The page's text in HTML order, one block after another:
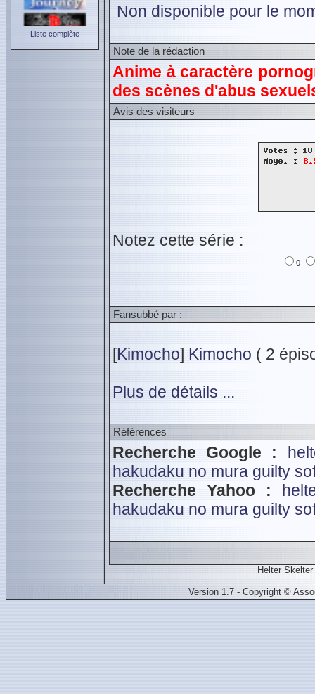
Liste complète
Non disponible pour le
Note de la rédaction
Anime à caractère
des scènes d'abus
Avis des visiteurs
Notez cette série :
0
Fansubbé par :
[Kimocho] Kimocho ( 2
Plus de détails ...
Références
Recherche Google :
hakudaku no mura guilty
Recherche Yahoo :
hakudaku no mura guilty
Helter
Version 1.7 - Copyright ©